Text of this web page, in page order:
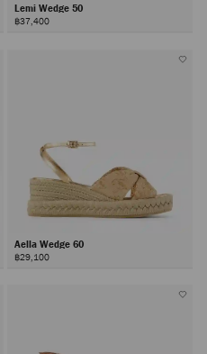
Lemi Wedge 50
฿37,400
Aella Wedge 60
฿29,100